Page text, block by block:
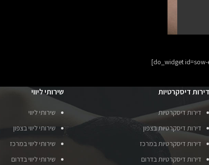
דירות דיסקרטיות
דירות דיסקרטיות
דירות דיסקרטיות בצפון
דירות דיסקרטיות במרכז
דירות דיסקרטיות בדרום
שירותי ליווי
שירותי ליווי
שירותי ליווי בצפון
שירותי ליווי במרכז
שירותי ליווי בדרום